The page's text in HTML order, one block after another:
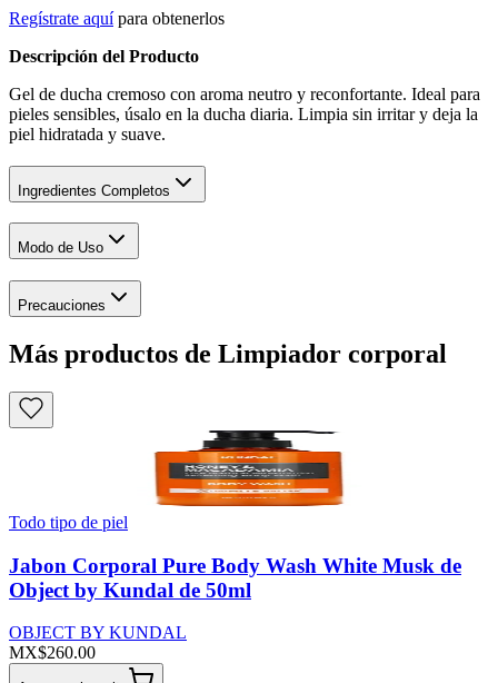
Regístrate aquí para obtenerlos
Descripción del Producto
Gel de ducha cremoso con aroma neutro y reconfortante. Ideal para
pieles sensibles, úsalo en la ducha diaria. Limpia sin irritar y deja la
piel hidratada y suave.
Ingredientes Completos
Modo de Uso
Precauciones
Más productos de Limpiador corporal
Todo tipo de piel
Jabon Corporal Pure Body Wash White Musk de
Object by Kundal de 50ml
OBJECT BY KUNDAL
MX$260.00